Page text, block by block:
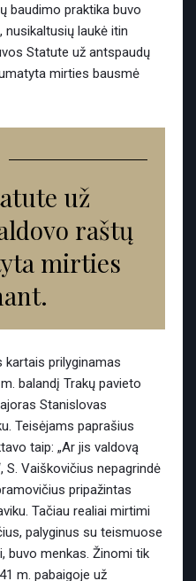
baudimo praktika buvo
nusikaltusių laukė itin
Statute už antspaudų
mirties bausmė
už
raštų
mirties
prilyginamas
balandį Trakų pavieto
Stanislovas
Teisėjams paprašius
taip: „Ar jis valdovą
S. Vaiškovičius nepagrindė
pripažintas
Tačiau realiai mirtimi
palyginus su teismuose
buvo menkas. Žinomi tik
m. pabaigoje už